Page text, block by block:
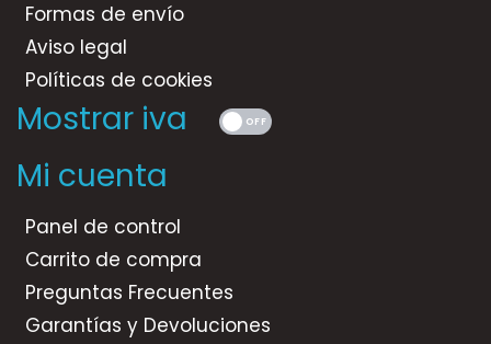
Formas de envío
Aviso legal
Políticas de cookies
Mostrar iva
Mi cuenta
Panel de control
Carrito de compra
Preguntas Frecuentes
Garantías y Devoluciones